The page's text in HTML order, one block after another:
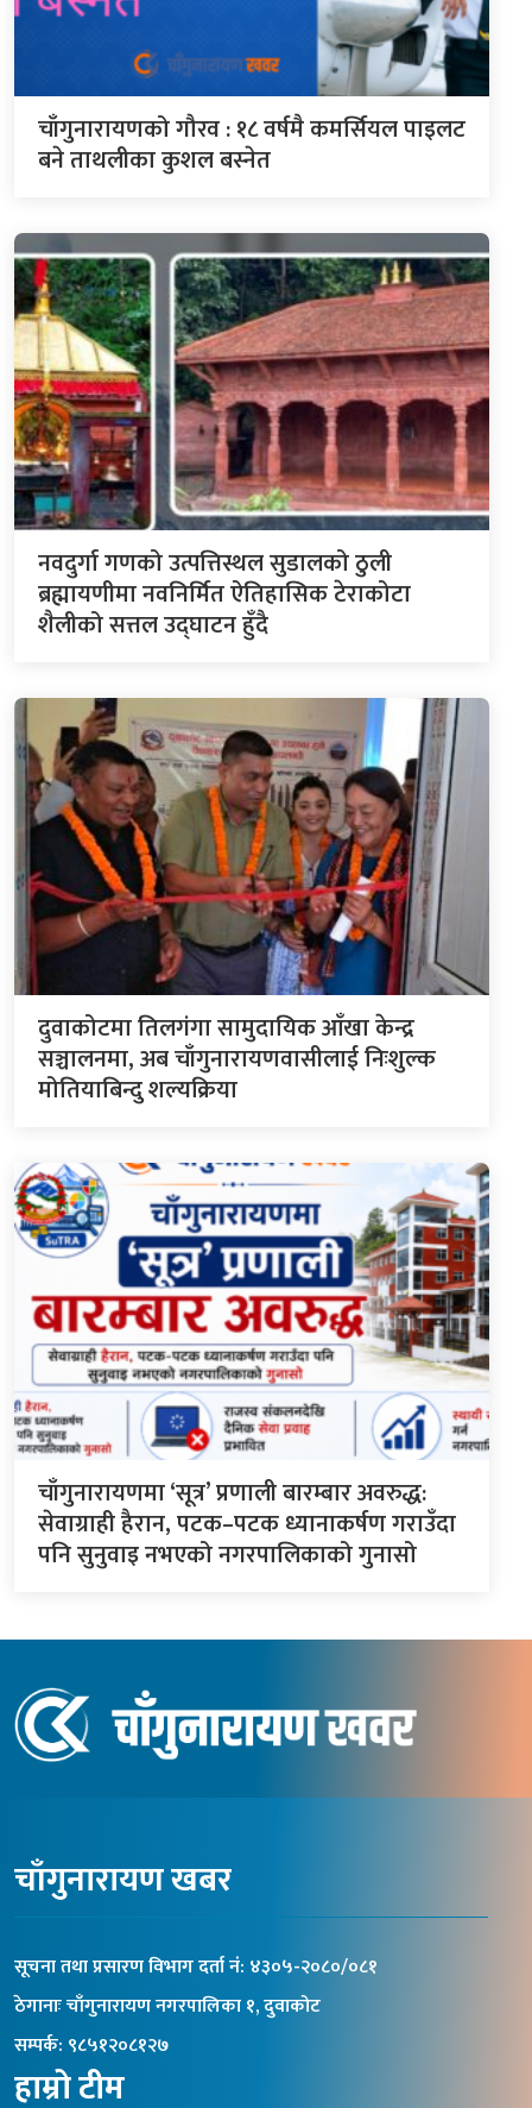
चाँगुनारायणको गौरव : १८ वर्षमै कमर्सियल पाइलट
बने ताथलीका कुशल बस्नेत
नवदुर्गा गणको उत्पत्तिस्थल सुडालको ठुली
ब्रह्मायणीमा नवनिर्मित ऐतिहासिक टेराकोटा
शैलीको सत्तल उद्घाटन हुँदै
दुवाकोटमा तिलगंगा सामुदायिक आँखा केन्द्र
सञ्चालनमा, अब चाँगुनारायणवासीलाई निःशुल्क
मोतियाबिन्दु शल्यक्रिया
चाँगुनारायणमा ‘सूत्र’ प्रणाली बारम्बार अवरुद्ध:
सेवाग्राही हैरान, पटक–पटक ध्यानाकर्षण गराउँदा
पनि सुनुवाइ नभएको नगरपालिकाको गुनासो
चाँगुनारायण खबर
सूचना तथा प्रसारण विभाग दर्ता नंं: ४३०५-२०८०/०८१
ठेगानाः चाँगुनारायण नगरपालिका १, दुवाकोट
सम्पर्क: ९८५१२०८१२७
हाम्रो टीम